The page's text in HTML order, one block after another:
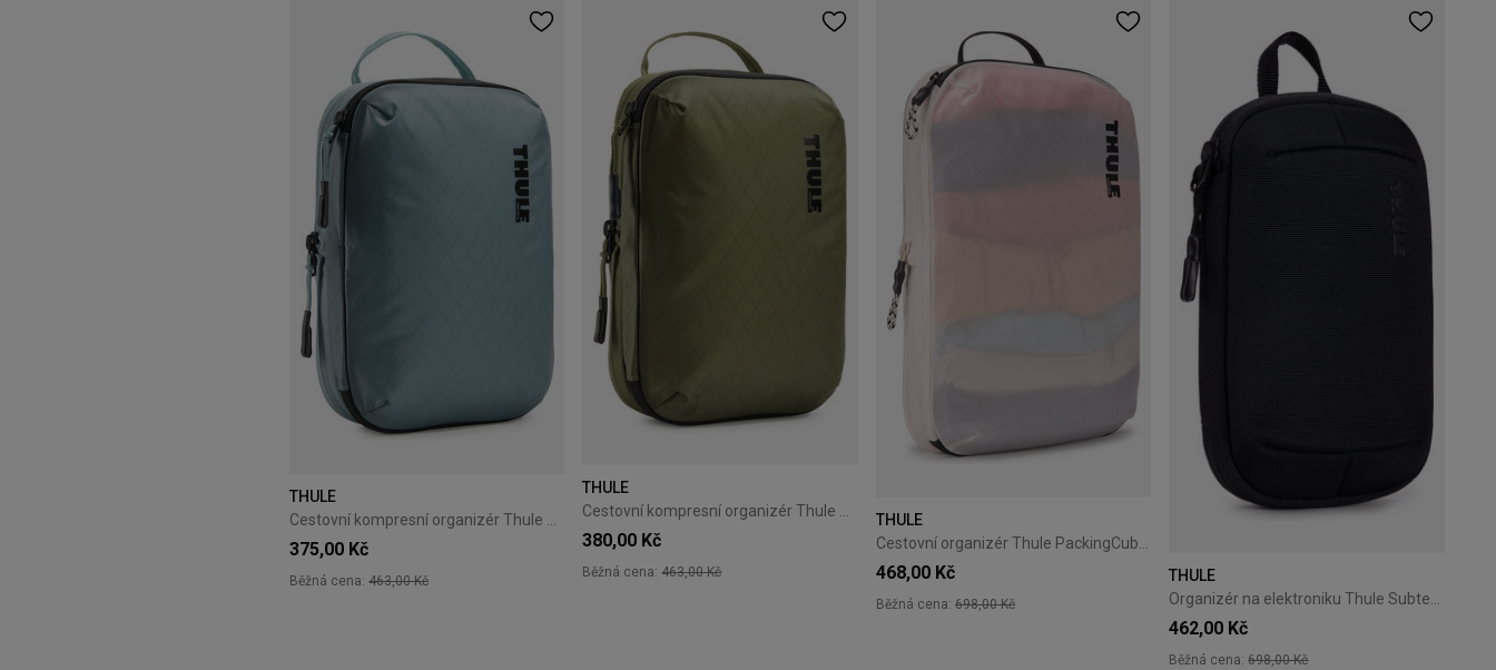
THULE
375,00 Kč
Běžná cena: 463,00 Kč
THULE
Cestovní kompresní organizér Thule PackingCube S Soft Green
380,00 Kč
Běžná cena:463,00 Kč
THULE
468,00 Kč
Běžná cena: 698,00 Kč
THULE
Organizér na elektroniku Thule Subterra 2 Powershuttle S – black
462,00 Kč
Běžná cena:698,00 Kč